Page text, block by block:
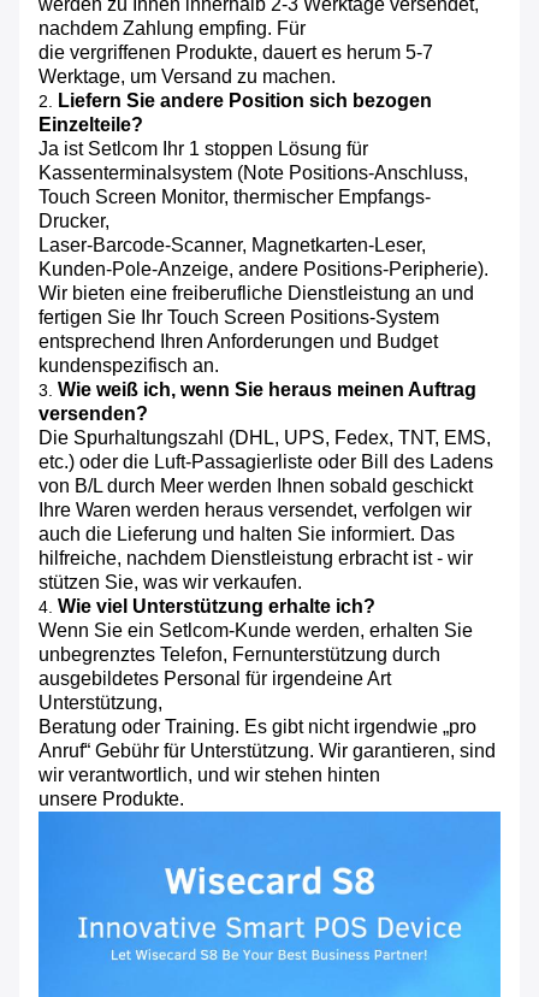
werden zu Ihnen innerhalb 2-3 Werktage versendet,
nachdem Zahlung empfing. Für
die vergriffenen Produkte, dauert es herum 5-7
Werktage, um Versand zu machen.
2. Liefern Sie andere Position sich bezogen
Einzelteile?
Ja ist Setlcom Ihr 1 stoppen Lösung für
Kassenterminalsystem (Note Positions-Anschluss,
Touch Screen Monitor, thermischer Empfangs-
Drucker,
Laser-Barcode-Scanner, Magnetkarten-Leser,
Kunden-Pole-Anzeige, andere Positions-Peripherie).
Wir bieten eine freiberufliche Dienstleistung an und
fertigen Sie Ihr Touch Screen Positions-System
entsprechend Ihren Anforderungen und Budget
kundenspezifisch an.
3. Wie weiß ich, wenn Sie heraus meinen Auftrag
versenden?
Die Spurhaltungszahl (DHL, UPS, Fedex, TNT, EMS,
etc.) oder die Luft-Passagierliste oder Bill des Ladens
von B/L durch Meer werden Ihnen sobald geschickt
Ihre Waren werden heraus versendet, verfolgen wir
auch die Lieferung und halten Sie informiert. Das
hilfreiche, nachdem Dienstleistung erbracht ist - wir
stützen Sie, was wir verkaufen.
4. Wie viel Unterstützung erhalte ich?
Wenn Sie ein Setlcom-Kunde werden, erhalten Sie
unbegrenztes Telefon, Fernunterstützung durch
ausgebildetes Personal für irgendeine Art
Unterstützung,
Beratung oder Training. Es gibt nicht irgendwie „pro
Anruf“ Gebühr für Unterstützung. Wir garantieren, sind
wir verantwortlich, und wir stehen hinten
unsere Produkte.